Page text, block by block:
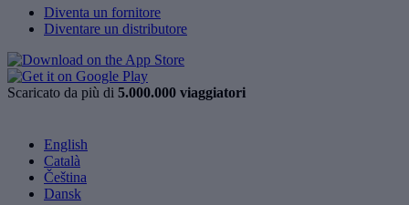
Diventa un fornitore
Diventare un distributore
Scaricato da più di 5.000.000 viaggiatori
English
Català
Čeština
Dansk